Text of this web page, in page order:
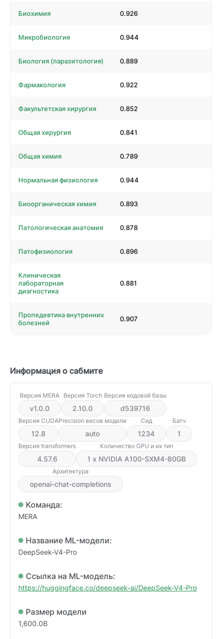
Биохимия 0.926
Микробиология 0.944
Биология (паразитология) 0.889
Фармакология 0.922
Факультетская хирургия 0.852
Общая хирургия 0.841
Общая химия 0.789
Нормальная физиология 0.944
Биоорганическая химия 0.893
Патологическая анатомия 0.878
Патофизиология 0.896
Клиническая
лабораторная
диагностика
0.881
Пропедевтика внутренних
болезней
0.907
Информация о сабмите
Версия MERA
v1.0.0
Версия Torch
2.10.0
Версия кодовой базы
d539716
Версия CUDA
12.8
Precision весов модели
auto
Сид
1234
Батч
1
Версия transformers
4.57.6
Количество GPU и их тип
1 x NVIDIA A100-SXM4-80GB
Архитектура
openai-chat-completions
Команда:
MERA
Название ML-модели:
DeepSeek-V4-Pro
Ссылка на ML-модель:
https://huggingface.co/deepseek-ai/DeepSeek-V4-Pro
Размер модели
1,600.0B